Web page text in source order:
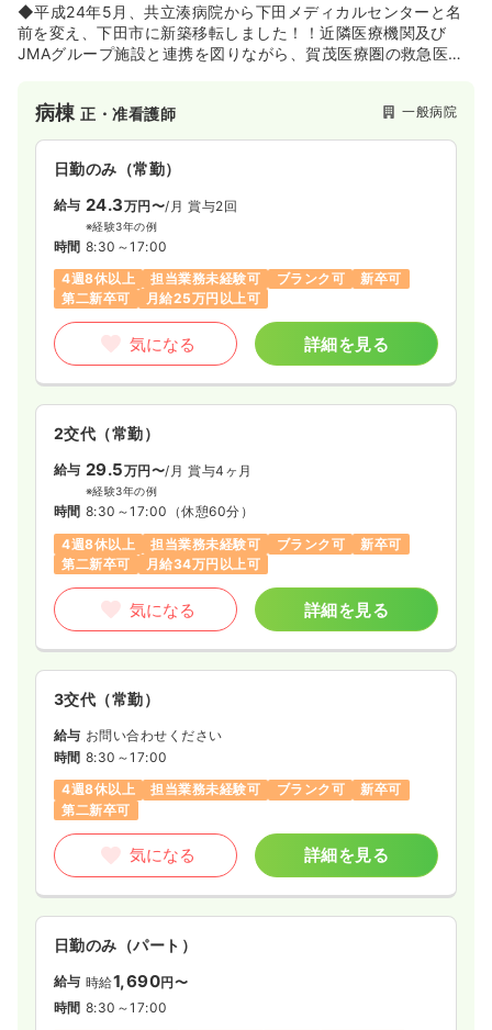
◆平成24年5月、共立湊病院から下田メディカルセンターと名
前を変え、下田市に新築移転しました！！近隣医療機関及び
JMAグループ施設と連携を図りながら、賀茂医療圏の救急医療
病棟正・准看護師 一般病院
日勤のみ（常勤）
給与 24.3万円〜/月 賞与2回
※経験3年の例
時間 8:30～17:00
4週8休以上
担当業務未経験可 ブランク可
新卒可
第二新卒可
月給25万円以上可
気になる 詳細を見る
2交代（常勤）
給与 29.5万円〜/月 賞与4ヶ月
※経験3年の例
時間 8:30～17:00 （休憩60分）
4週8休以上
担当業務未経験可 ブランク可
新卒可
第二新卒可
月給34万円以上可
気になる 詳細を見る
3交代（常勤）
給与 お問い合わせください
時間 8:30～17:00
4週8休以上
担当業務未経験可 ブランク可
新卒可
第二新卒可
気になる 詳細を見る
日勤のみ（パート）
給与 時給1,690円〜
時間 8:30～17:00